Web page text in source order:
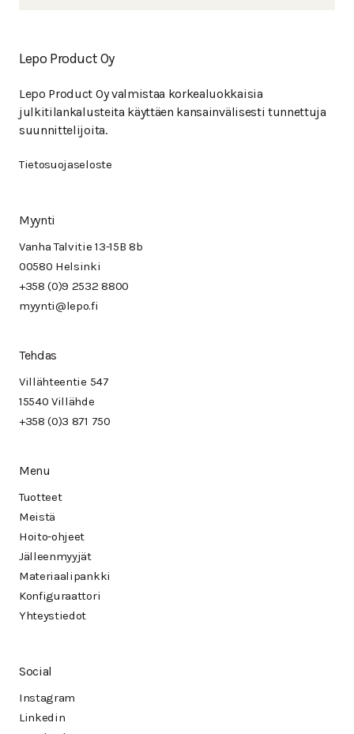
Lepo Product Oy
Lepo Product Oy valmistaa korkealuokkaisia
julkitilankalusteita käyttäen kansainvälisesti tunnettuja
suunnittelijoita.
Tietosuojaseloste
Myynti
Vanha Talvitie 13-15B 8b
00580 Helsinki
+358 (0)9 2532 8800
myynti@lepo.fi
Tehdas
Villähteentie 547
15540 Villähde
+358 (0)3 871 750
Menu
Tuotteet
Meistä
Hoito-ohjeet
Jälleenmyyjät
Materiaalipankki
Konfiguraattori
Yhteystiedot
Social
Instagram
Linkedin